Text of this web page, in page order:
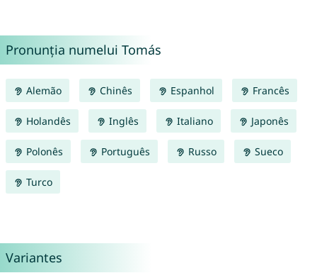
Pronunția numelui Tomás
Alemão Chinês Espanhol Francês
Holandês Inglês Italiano Japonês
Polonês Português Russo Sueco
Turco
Variantes